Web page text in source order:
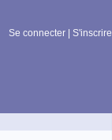
Se connecter S'inscrire